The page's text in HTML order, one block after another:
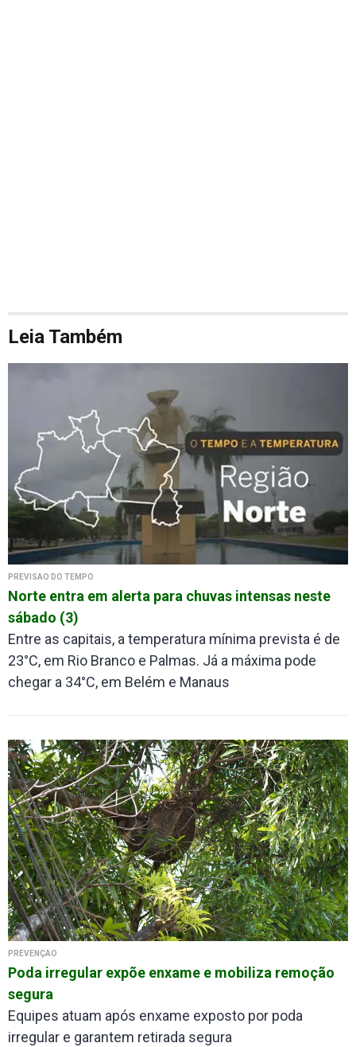
Leia Também
PREVISÃO DO TEMPO
Norte entra em alerta para chuvas intensas neste
sábado (3)
Entre as capitais, a temperatura mínima prevista é de
23°C, em Rio Branco e Palmas. Já a máxima pode
chegar a 34°C, em Belém e Manaus
PREVENÇÃO
Poda irregular expõe enxame e mobiliza remoção
segura
Equipes atuam após enxame exposto por poda
irregular e garantem retirada segura